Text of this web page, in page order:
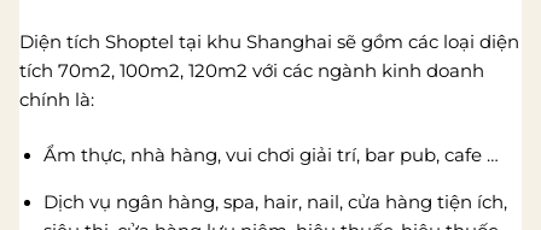
Diện tích Shoptel tại khu Shanghai sẽ gồm các loại diện
tích 70m2, 100m2, 120m2 với các ngành kinh doanh
chính là:
Ẩm thực, nhà hàng, vui chơi giải trí, bar pub, cafe …
Dịch vụ ngân hàng, spa, hair, nail, cửa hàng tiện ích,